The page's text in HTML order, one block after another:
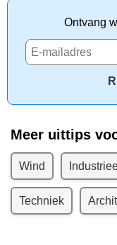
Ontvang
Meer uittips
Wind
Techniek